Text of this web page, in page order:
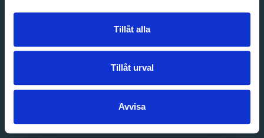
Tillåt alla
Tillåt urval
Avvisa